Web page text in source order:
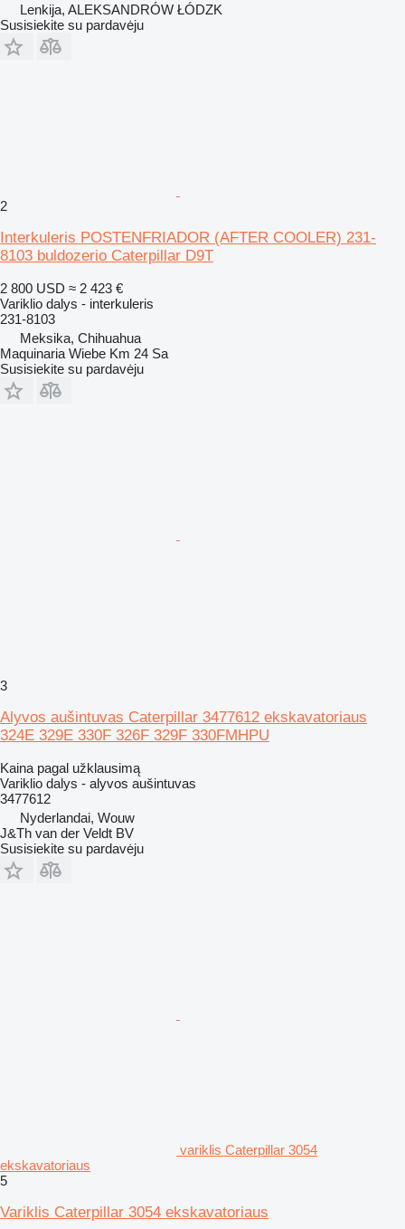
Lenkija, ALEKSANDRÓW ŁÓDZK
Susisiekite su pardavėju
2
Interkuleris POSTENFRIADOR (AFTER COOLER) 231-
8103 buldozerio Caterpillar D9T
2 800 USD ≈ 2 423 €
Variklio dalys - interkuleris
231-8103
Meksika, Chihuahua
Maquinaria Wiebe Km 24 Sa
Susisiekite su pardavėju
3
Alyvos aušintuvas Caterpillar 3477612 ekskavatoriaus
324E 329E 330F 326F 329F 330FMHPU
Kaina pagal užklausimą
Variklio dalys - alyvos aušintuvas
3477612
Nyderlandai, Wouw
J&Th van der Veldt BV
Susisiekite su pardavėju
variklis Caterpillar 3054
ekskavatoriaus
5
Variklis Caterpillar 3054 ekskavatoriaus